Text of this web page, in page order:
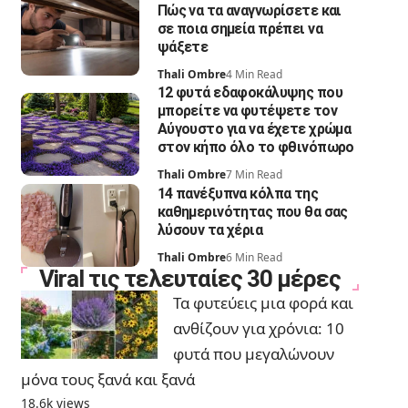
Πώς να τα αναγνωρίσετε και
σε ποια σημεία πρέπει να
ψάξετε
Thali Ombre4 Min Read
12 φυτά εδαφοκάλυψης που
μπορείτε να φυτέψετε τον
Αύγουστο για να έχετε χρώμα
στον κήπο όλο το φθινόπωρο
Thali Ombre7 Min Read
14 πανέξυπνα κόλπα της
καθημερινότητας που θα σας
λύσουν τα χέρια
Thali Ombre6 Min Read
Viral τις τελευταίες 30 μέρες
Τα φυτεύεις μια φορά και
ανθίζουν για χρόνια: 10
φυτά που μεγαλώνουν
μόνα τους ξανά και ξανά
18.6k views